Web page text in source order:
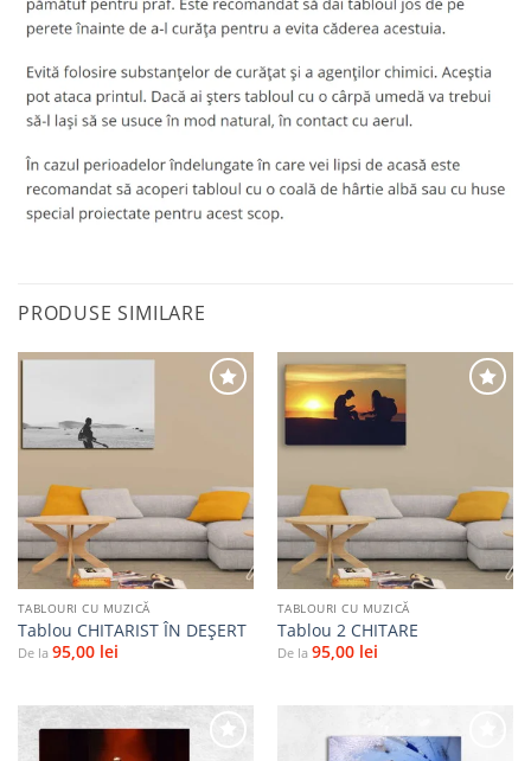
PRODUSE SIMILARE
favorite
TABLOURI CU MUZICĂ
Tablou CHITARIST ÎN DEȘERT
De la 95,00 lei
favorite
TABLOURI CU MUZICĂ
Tablou 2 CHITARE
De la 95,00 lei